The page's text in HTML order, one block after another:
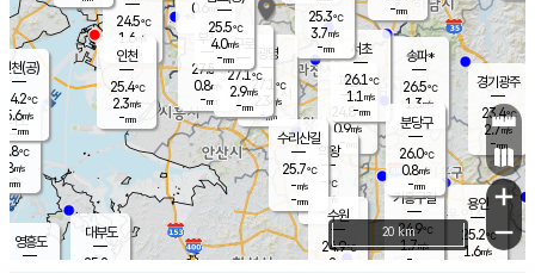
의도
℃
m/s
mm
영흥도
과천
24.8℃
0.9m/s
- mm
용인
25.2℃
1.6m/s
경기광주
23.4℃
2.7m/s
-mm
대부도
25.2
24.5℃
1.6 m/s
-mm
의왕
- ℃
m/s
mm
0.6 m/s
mm
광명
27.1
℃
2.3 m/s
-mm
부천
27.5℃
0.8m/s
-mm
구로
27.1℃
2.9m/s
-mm
-mm
송파*
26.5℃
1.3m/s
-mm
서초
26.1℃
1.1 m/s
-mm
기흥구갈
24.9℃
1.7m/s
-
수리산길
25.7℃
-m/s
-mm
분당구
26.0℃
0.8m/s
-mm
인천(공)
24.2℃
5.6m/s
-mm
25.5℃
4.0m/s
-mm
수원
24.9℃
2 m/s
인천
25.4℃
2.3m/s
-mm
25.3℃
3.7m/s
-mm
+
−
20 km